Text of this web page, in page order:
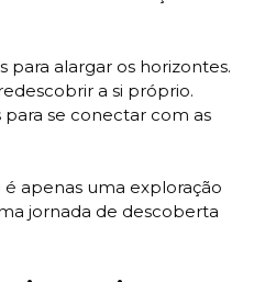
para alargar os horizontes.
a si próprio.
para se conectar com as
apenas uma exploração
jornada de descoberta